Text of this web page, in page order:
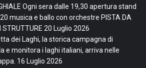
Ogni sera dalle 19,30 apertura stand
musica e ballo con orchestre PISTA DA
STRUTTURE 20 Luglio 2026
dei Laghi, la storica campagna di
e monitora i laghi italiani, arriva nelle
16 Luglio 2026